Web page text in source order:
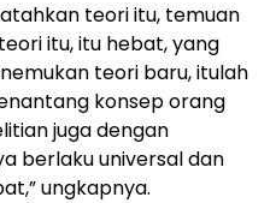
teori itu, temuan
itu, itu hebat, yang
teori baru, itulah
konsep orang
juga dengan
berlaku universal dan
ungkapnya.